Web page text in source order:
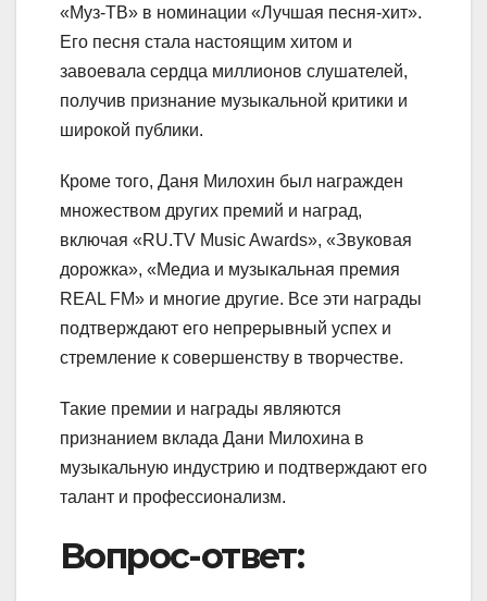
«Муз-ТВ» в номинации «Лучшая песня-хит».
Его песня стала настоящим хитом и
завоевала сердца миллионов слушателей,
получив признание музыкальной критики и
широкой публики.
Кроме того, Даня Милохин был награжден
множеством других премий и наград,
включая «RU.TV Music Awards», «Звуковая
дорожка», «Медиа и музыкальная премия
REAL FM» и многие другие. Все эти награды
подтверждают его непрерывный успех и
стремление к совершенству в творчестве.
Такие премии и награды являются
признанием вклада Дани Милохина в
музыкальную индустрию и подтверждают его
талант и профессионализм.
Вопрос-ответ: